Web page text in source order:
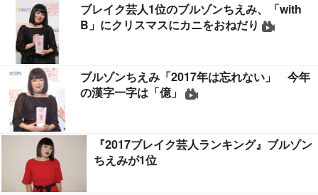
ブレイク芸人1位のブルゾンちえみ、「with
B」にクリスマスにカニをおねだり
ブルゾンちえみ「2017年は忘れない」 今年
の漢字一字は「億」
『2017ブレイク芸人ランキング』ブルゾン
ちえみが1位